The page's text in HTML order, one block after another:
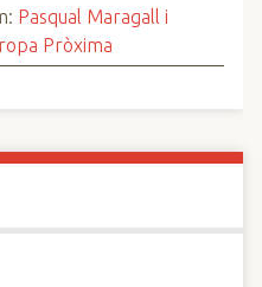
Pasqual Maragall i
Pròxima